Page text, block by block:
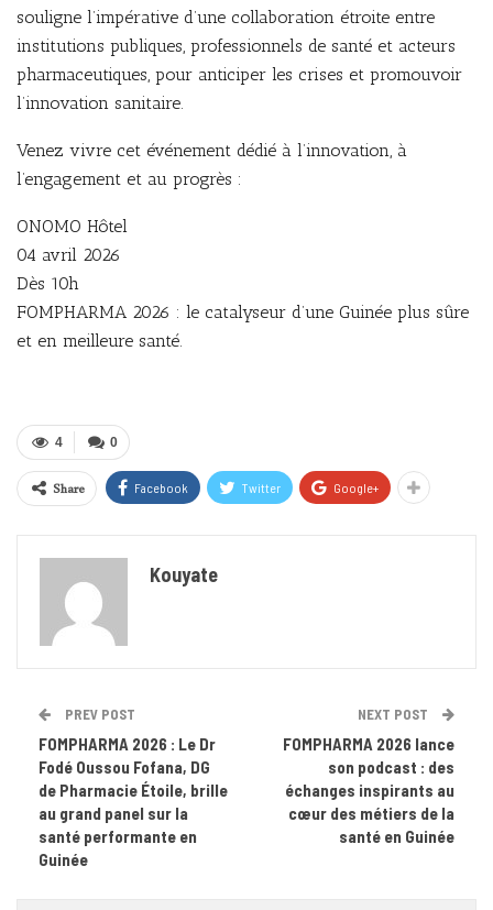
souligne l’impérative d’une collaboration étroite entre
institutions publiques, professionnels de santé et acteurs
pharmaceutiques, pour anticiper les crises et promouvoir
l’innovation sanitaire.
Venez vivre cet événement dédié à l’innovation, à
l’engagement et au progrès :
ONOMO Hôtel
04 avril 2026
Dès 10h
FOMPHARMA 2026 : le catalyseur d’une Guinée plus sûre
et en meilleure santé.
0
4
Share Facebook Twitter Google+
Kouyate
PREV POST
FOMPHARMA 2026 : Le Dr
Fodé Oussou Fofana, DG
de Pharmacie Étoile, brille
au grand panel sur la
santé performante en
Guinée
NEXT POST
FOMPHARMA 2026 lance
son podcast : des
échanges inspirants au
cœur des métiers de la
santé en Guinée